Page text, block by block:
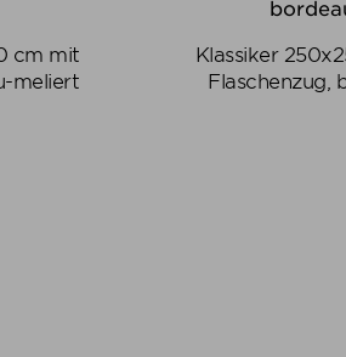
cm mit
meliert
Klassiker
Flaschenzug,